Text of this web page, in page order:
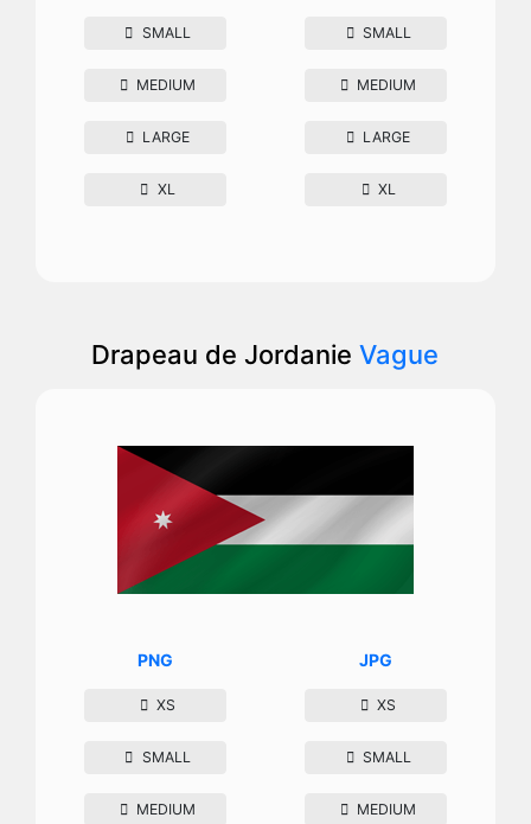
SMALL
MEDIUM
LARGE
XL
SMALL
MEDIUM
LARGE
XL
Drapeau de JordanieVague
PNG
XS
SMALL
MEDIUM
JPG
XS
SMALL
MEDIUM